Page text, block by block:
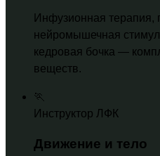
Инфузионная терапия,
нейромышечная
кедровая бочка —
веществ.
🏃
Инструктор ЛФК
Движение и тело